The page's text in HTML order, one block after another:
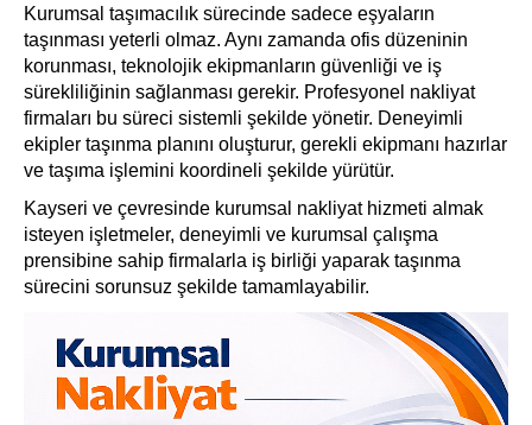
Kurumsal taşımacılık sürecinde sadece eşyaların
taşınması yeterli olmaz. Aynı zamanda ofis düzeninin
korunması, teknolojik ekipmanların güvenliği ve iş
sürekliliğinin sağlanması gerekir. Profesyonel nakliyat
firmaları bu süreci sistemli şekilde yönetir. Deneyimli
ekipler taşınma planını oluşturur, gerekli ekipmanı hazırlar
ve taşıma işlemini koordineli şekilde yürütür.
Kayseri ve çevresinde kurumsal nakliyat hizmeti almak
isteyen işletmeler, deneyimli ve kurumsal çalışma
prensibine sahip firmalarla iş birliği yaparak taşınma
sürecini sorunsuz şekilde tamamlayabilir.